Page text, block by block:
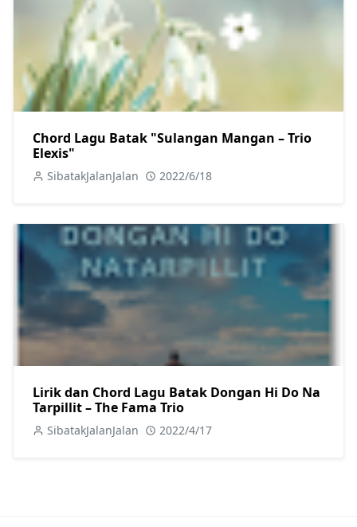
Chord Lagu Batak "Sulangan Mangan – Trio
Elexis"
SibatakJalanJalan 2022/6/18
Lirik dan Chord Lagu Batak Dongan Hi Do Na
Tarpillit – The Fama Trio
SibatakJalanJalan 2022/4/17